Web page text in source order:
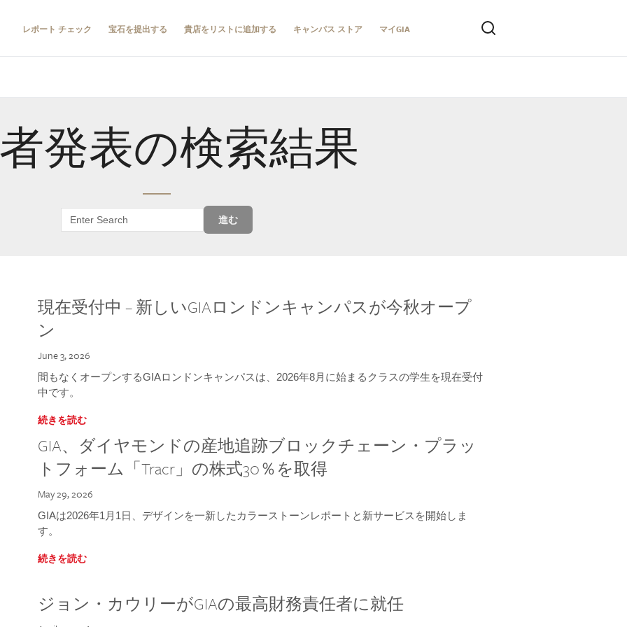
レポート チェック 宝石を提出する 貴店をリストに追加する キャンパス ストア マイGIA
発表の検索結果
進む
現在受付中 – 新しいGIAロンドンキャンパスが今秋オープ
ン
June 3, 2026
間もなくオープンするGIAロンドンキャンパスは、2026年8月に始まるクラスの学生を現在受付
中です。
続きを読む
GIA、ダイヤモンドの産地追跡ブロックチェーン・プラッ
トフォーム「Tracr」の株式30％を取得
May 29, 2026
GIAは2026年1月1日、デザインを一新したカラーストーンレポートと新サービスを開始しま
す。
続きを読む
ジョン・カウリーがGIAの最高財務責任者に就任